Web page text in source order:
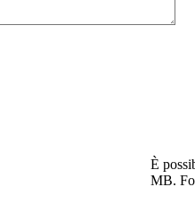
È
MB.